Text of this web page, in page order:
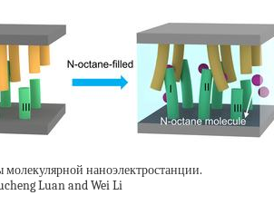
наноэлектростанции.
Luan and Wei Li